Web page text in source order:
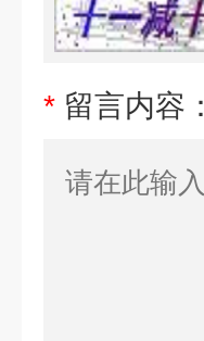
* 留言内容：